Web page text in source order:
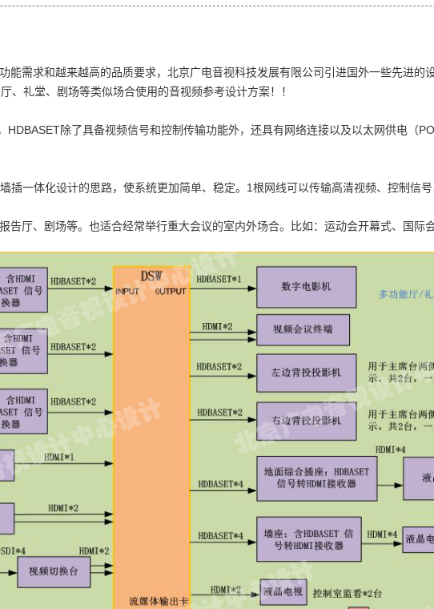
能需求和越来越高的品质要求，北京广电音视科技发展有限公司引进国外一些先进的
、礼堂、剧场等类似场合使用的音视频参考设计方案！！
HDBASET除了具备视频信号和控制传输功能外，还具有网络连接以及以太网供电（
插一体化设计的思路，使系统更加简单、稳定。1根网线可以传输高清视频、控制信号
告厅、剧场等。也适合经常举行重大会议的室内外场合。比如：运动会开幕式、国际